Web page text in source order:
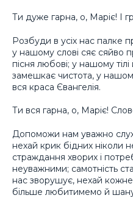
Ти дуже гарна, о, Маріє! І
Розбуди в усіх нас палке
у нашому слові сяє сяйво
пісня любові; у нашому
замешкає чистота, у
вся краса Євангелія.
Ти вся гарна, о, Маріє!
Допоможи нам уважно
нехай крик бідних ніколи
страждання хворих і
неуважними; самотність
нас зворушує, нехай
більше любитимемо й